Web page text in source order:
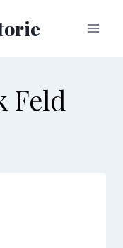
Feld